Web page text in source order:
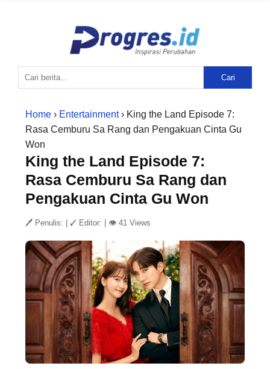
Cari
Home › Entertainment› King the Land Episode 7:
Rasa Cemburu Sa Rang dan Pengakuan Cinta Gu
Won
King the Land Episode 7:
Rasa Cemburu Sa Rang dan
Pengakuan Cinta Gu Won
🖊 Penulis: ✓ Editor: 👁 41 Views